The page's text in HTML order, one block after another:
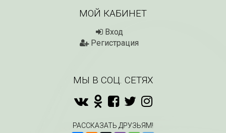
МОЙ КАБИНЕТ
Вход
Регистрация
МЫ В СОЦ. СЕТЯХ
РАССКАЗАТЬ ДРУЗЬЯМ!